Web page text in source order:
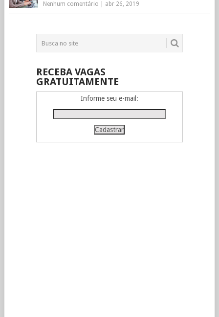
Nenhum comentário abr 26, 2019
RECEBA VAGAS
GRATUITAMENTE
Informe seu e-mail: